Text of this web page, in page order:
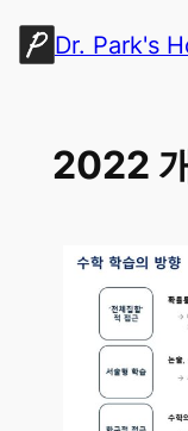
콘
텐
Dr. Park's
2022